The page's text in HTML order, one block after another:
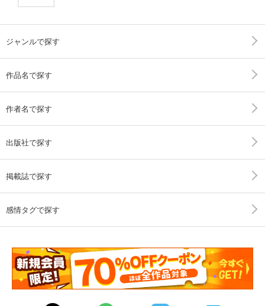
ジャンルで探す
作品名で探す
作者名で探す
出版社で探す
掲載誌で探す
感情タグで探す